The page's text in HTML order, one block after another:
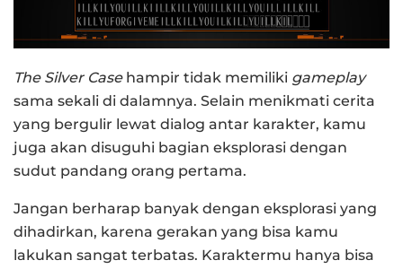
The Silver Casehampir tidak memiliki gameplay
sama sekali di dalamnya. Selain menikmati cerita
yang bergulir lewat dialog antar karakter, kamu
juga akan disuguhi bagian eksplorasi dengan
sudut pandang orang pertama.
Jangan berharap banyak dengan eksplorasi yang
dihadirkan, karena gerakan yang bisa kamu
lakukan sangat terbatas. Karaktermu hanya bisa